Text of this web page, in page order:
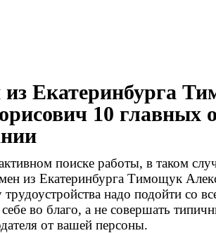
из Екатеринбурга
10 главных
поиске работы, в таком
из Екатеринбурга Тимощук
надо подойти со
себе во благо, а не совершать
от вашей персоны.